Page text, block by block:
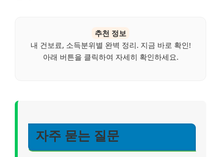
추천 정보
내 건보료, 소득분위별 완벽 정리. 지금 바로 확인!
아래 버튼을 클릭하여 자세히 확인하세요.
자주 묻는 질문